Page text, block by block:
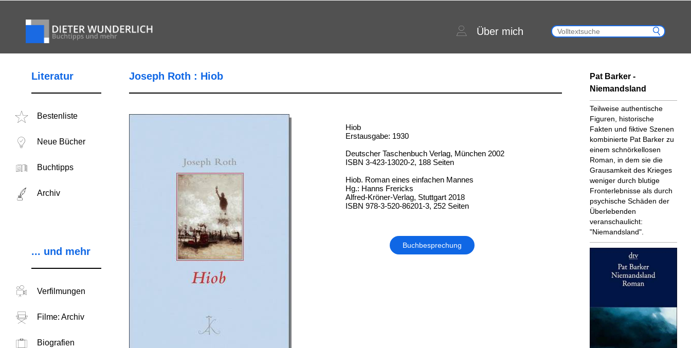
Über mich
Literatur
Bestenliste
Neue Bücher
Buchtipps
Archiv
... und mehr
Verfilmungen
Filme: Archiv
Biografien
Joseph Roth : Hiob
Hiob
Erstausgabe: 1930
Deutscher Taschenbuch Verlag, München 2002
ISBN 3-423-13020-2, 188 Seiten
Hiob. Roman eines einfachen Mannes
Hg.: Hanns Frericks
Alfred-Kröner-Verlag, Stuttgart 2018
ISBN 978-3-520-86201-3, 252 Seiten
Buchbesprechung
Pat Barker -
Niemandsland
Teilweise authentische
Figuren, historische
Fakten und fiktive Szenen
kombinierte Pat Barker zu
einem schnörkellosen
Roman, in dem sie die
Grausamkeit des Krieges
weniger durch blutige
Fronterlebnisse als durch
psychische Schäden der
Überlebenden
veranschaulicht:
"Niemandsland".